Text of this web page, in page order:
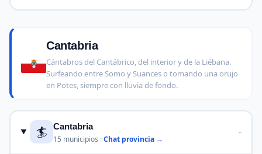
Cantabria
Cántabros del Cantábrico, del interior y de la Liébana.
Surfeando entre Somo y Suances o tomando una orujo
en Potes, siempre con lluvia de fondo.
🏄
Cantabria
15 municipios ·Chat provincia →
›